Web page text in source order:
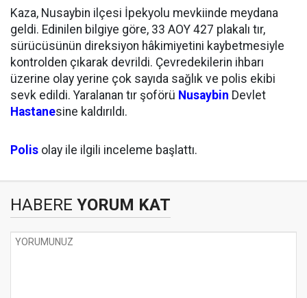
Kaza, Nusaybin ilçesi İpekyolu mevkiinde meydana
geldi. Edinilen bilgiye göre, 33 AOY 427 plakalı tır,
sürücüsünün direksiyon hâkimiyetini kaybetmesiyle
kontrolden çıkarak devrildi. Çevredekilerin ihbarı
üzerine olay yerine çok sayıda sağlık ve polis ekibi
sevk edildi. Yaralanan tır şoförü Nusaybin Devlet
Hastanesine kaldırıldı.
Polis olay ile ilgili inceleme başlattı.
HABERE YORUM KAT